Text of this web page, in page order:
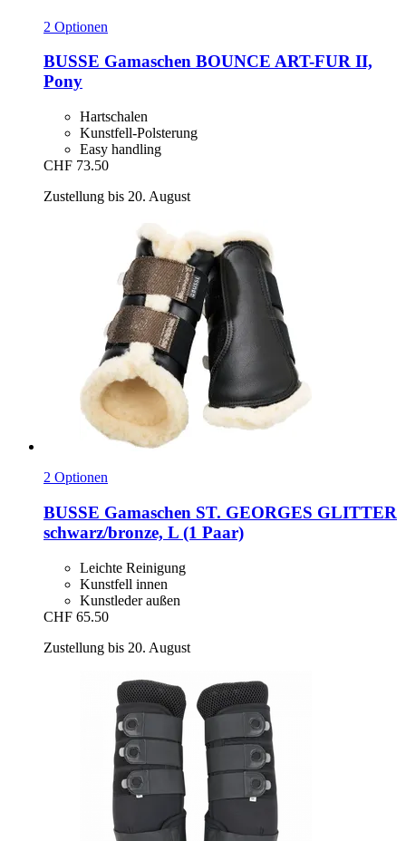
2 Optionen
BUSSE Gamaschen BOUNCE ART-​FUR II,
Pony
Hartschalen
Kunstfell-Polsterung
Easy handling
CHF 73.50
Zustellung bis 20. August
2 Optionen
BUSSE Gamaschen ST. GEORGES GLITTER
schwarz/bronze, L (1 Paar)
Leichte Reinigung
Kunstfell innen
Kunstleder außen
CHF 65.50
Zustellung bis 20. August